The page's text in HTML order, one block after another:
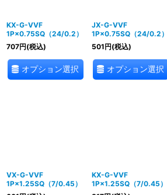
KX-G-VVF
1P×0.75SQ（24/0.2）
707円(税込)
オプション選択
JX-G-VVF
1P×0.75SQ（24/0.2）
501円(税込)
オプション選択
VX-G-VVF
1P×1.25SQ（7/0.45）
KX-G-VVF
1P×1.25SQ（7/0.45）